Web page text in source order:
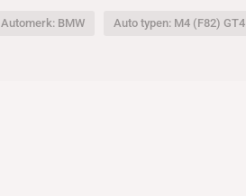
Automerk: BMW Auto typen: M4 (F82) GT4